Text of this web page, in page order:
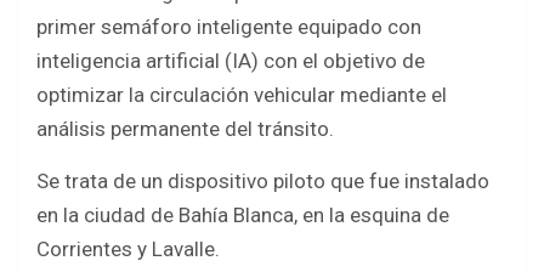
a
c
e
b
o
o
k
w
i
t
t
e
r
h
a
t
s
A
p
p
h
a
r
e
primer semáforo inteligente equipado con
inteligencia artificial (IA) con el objetivo de
optimizar la circulación vehicular mediante el
análisis permanente del tránsito.
Se trata de un dispositivo piloto que fue instalado
en la ciudad de Bahía Blanca, en la esquina de
Corrientes y Lavalle.